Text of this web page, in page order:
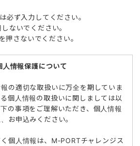
必ず入力してください。
ないでください。
押さないでください。
人情報保護について
の適切な取扱いに万全を期していま
個人情報の取扱いに関しましては以
の事項をご理解いただき、個人情報
お申込みください。
個人情報は、M-PORTチャレンジス